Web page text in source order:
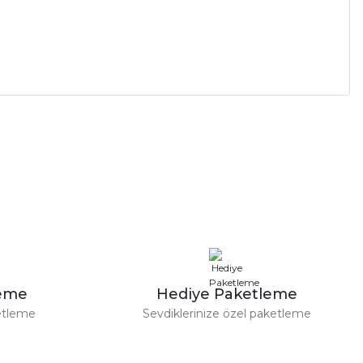
Hediye Paketleme
Sevdiklerinize özel paketleme